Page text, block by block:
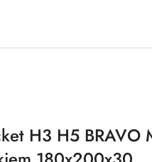
H3 H5 BRAVO